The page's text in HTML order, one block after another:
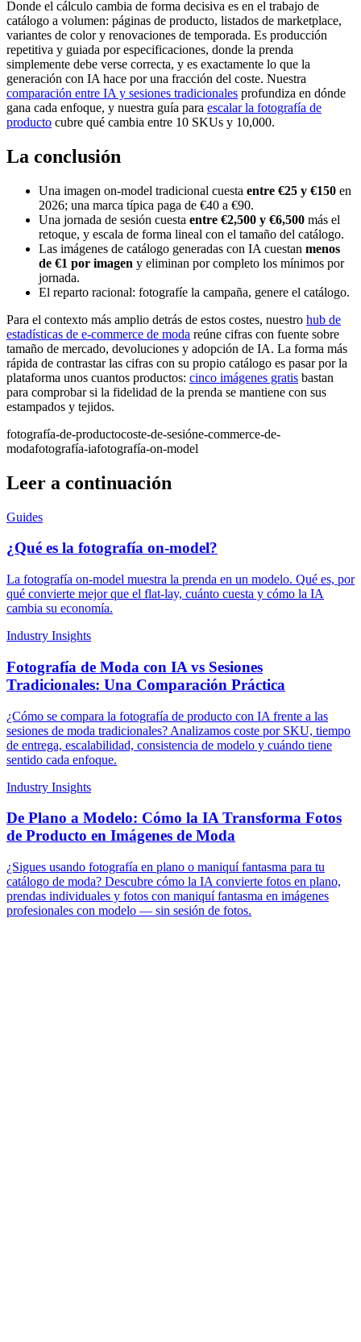
Donde el cálculo cambia de forma decisiva es en el trabajo de
catálogo a volumen: páginas de producto, listados de marketplace,
variantes de color y renovaciones de temporada. Es producción
repetitiva y guiada por especificaciones, donde la prenda
simplemente debe verse correcta, y es exactamente lo que la
generación con IA hace por una fracción del coste. Nuestra
comparación entre IA y sesiones tradicionales profundiza en dónde
gana cada enfoque, y nuestra guía para escalar la fotografía de
producto cubre qué cambia entre 10 SKUs y 10,000.
La conclusión
Una imagen on-model tradicional cuesta entre €25 y €150 en
2026; una marca típica paga de €40 a €90.
Una jornada de sesión cuesta entre €2,500 y €6,500 más el
retoque, y escala de forma lineal con el tamaño del catálogo.
Las imágenes de catálogo generadas con IA cuestan menos
de €1 por imagen y eliminan por completo los mínimos por
jornada.
El reparto racional: fotografíe la campaña, genere el catálogo.
Para el contexto más amplio detrás de estos costes, nuestro hub de
estadísticas de e-commerce de moda reúne cifras con fuente sobre
tamaño de mercado, devoluciones y adopción de IA. La forma más
rápida de contrastar las cifras con su propio catálogo es pasar por la
plataforma unos cuantos productos: cinco imágenes gratis bastan
para comprobar si la fidelidad de la prenda se mantiene con sus
estampados y tejidos.
fotografía-de-productocoste-de-sesióne-commerce-de-
modafotografía-iafotografía-on-model
Leer a continuación
Guides
¿Qué es la fotografía on-model?
La fotografía on-model muestra la prenda en un modelo. Qué es, por
qué convierte mejor que el flat-lay, cuánto cuesta y cómo la IA
cambia su economía.
Industry Insights
Fotografía de Moda con IA vs Sesiones
Tradicionales: Una Comparación Práctica
¿Cómo se compara la fotografía de producto con IA frente a las
sesiones de moda tradicionales? Analizamos coste por SKU, tiempo
de entrega, escalabilidad, consistencia de modelo y cuándo tiene
sentido cada enfoque.
Industry Insights
De Plano a Modelo: Cómo la IA Transforma Fotos
de Producto en Imágenes de Moda
¿Sigues usando fotografía en plano o maniquí fantasma para tu
catálogo de moda? Descubre cómo la IA convierte fotos en plano,
prendas individuales y fotos con maniquí fantasma en imágenes
profesionales con modelo — sin sesión de fotos.